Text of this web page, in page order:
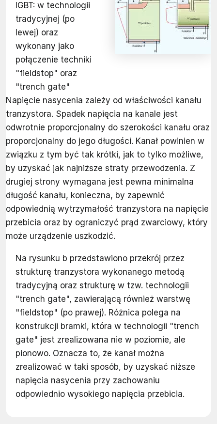
IGBT: w technologii
tradycyjnej (po
lewej) oraz
wykonany jako
połączenie techniki
"fieldstop" oraz
"trench gate"
Napięcie nasycenia zależy od właściwości kanału
tranzystora. Spadek napięcia na kanale jest
odwrotnie proporcjonalny do szerokości kanału oraz
proporcjonalny do jego długości. Kanał powinien w
związku z tym być tak krótki, jak to tylko możliwe,
by uzyskać jak najniższe straty przewodzenia. Z
drugiej strony wymagana jest pewna minimalna
długość kanału, konieczna, by zapewnić
odpowiednią wytrzymałość tranzystora na napięcie
przebicia oraz by ograniczyć prąd zwarciowy, który
może urządzenie uszkodzić.
Na rysunku b przedstawiono przekrój przez
strukturę tranzystora wykonanego metodą
tradycyjną oraz strukturę w tzw. technologii
"trench gate", zawierającą również warstwę
"fieldstop" (po prawej). Różnica polega na
konstrukcji bramki, która w technologii "trench
gate" jest zrealizowana nie w poziomie, ale
pionowo. Oznacza to, że kanał można
zrealizować w taki sposób, by uzyskać niższe
napięcia nasycenia przy zachowaniu
odpowiednio wysokiego napięcia przebicia.